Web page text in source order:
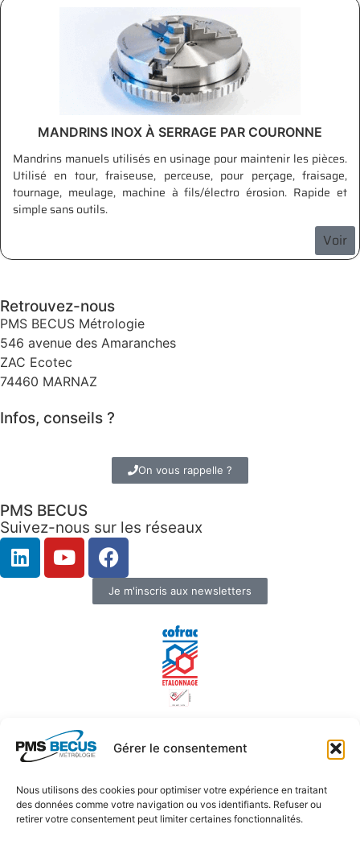
Gérer le consentement
Nous utilisons des cookies pour optimiser votre expérience en traitant
des données comme votre navigation ou vos identifiants. Refuser ou
retirer votre consentement peut limiter certaines fonctionnalités.
MANDRINS INOX À SERRAGE PAR COURONNE
Mandrins manuels utilisés en usinage pour maintenir les pièces.
Utilisé en tour, fraiseuse, perceuse, pour perçage, fraisage,
tournage, meulage, machine à fils/électro érosion. Rapide et
simple sans outils.
Voir
Retrouvez-nous
PMS BECUS Métrologie
546 avenue des Amaranches
ZAC Ecotec
74460 MARNAZ
Infos, conseils ?
On vous rappelle ?
PMS BECUS
Suivez-nous sur les réseaux
Je m'inscris aux newsletters
*Le laboratoire d’étalonnage PMS BECUS Métrologie est
accrédité par le COFRAC sous N° d’accréditation 2-1658